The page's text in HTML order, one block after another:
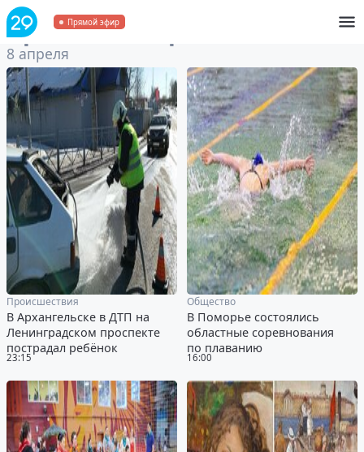
Прямой эфир
Архивза 8 апреля 2023
8 апреля
23:15
Происшествия
В Архангельске в ДТП на
Ленинградском проспекте
пострадал ребёнок
16:00
Общество
В Поморье состоялись
областные соревнования
по плаванию